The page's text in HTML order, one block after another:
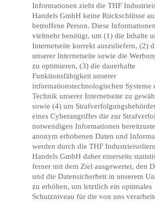
Informationen zieht die THF
Handels GmbH keine Rückschlüsse
betroffene Person. Diese
vielmehr benötigt, um (1) die Inhalte
Internetseite korrekt auszuliefern, (2)
unserer Internetseite sowie die
zu optimieren, (3) die dauerhafte
Funktionsfähigkeit unserer
informationstechnologischen Systeme
Technik unserer Internetseite zu
sowie (4) um
eines Cyberangriffes die zur
notwendigen Informationen
anonym erhobenen Daten und
werden durch die THF
Handels GmbH daher einerseits
ferner mit dem Ziel ausgewertet, den
und die Datensicherheit in unserem
zu erhöhen, um letztlich ein optimales
Schutzniveau für die von uns